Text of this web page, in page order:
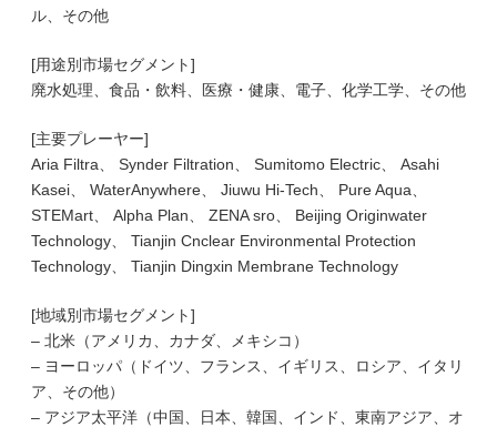
ル、その他
[用途別市場セグメント]
廃水処理、食品・飲料、医療・健康、電子、化学工学、その他
[主要プレーヤー]
Aria Filtra、 Synder Filtration、 Sumitomo Electric、 Asahi
Kasei、 WaterAnywhere、 Jiuwu Hi-Tech、 Pure Aqua、
STEMart、 Alpha Plan、 ZENA sro、 Beijing Originwater
Technology、 Tianjin Cnclear Environmental Protection
Technology、 Tianjin Dingxin Membrane Technology
[地域別市場セグメント]
– 北米（アメリカ、カナダ、メキシコ）
– ヨーロッパ（ドイツ、フランス、イギリス、ロシア、イタリ
ア、その他）
– アジア太平洋（中国、日本、韓国、インド、東南アジア、オ